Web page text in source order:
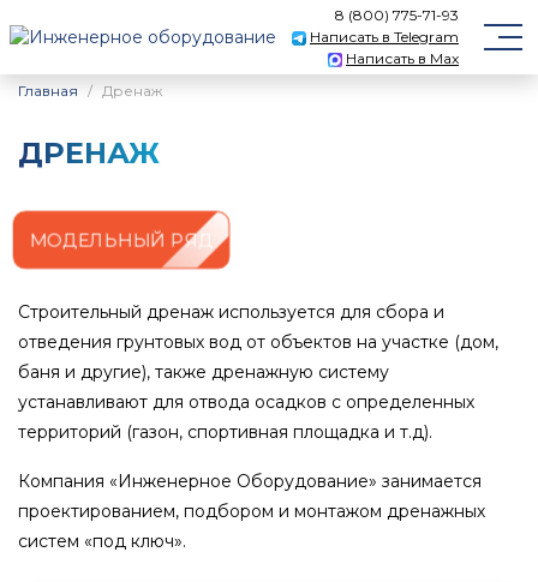
8 (800) 775-71-93
Написать в Telegram
Написать в Max
Главная
Дренаж
ДРЕНАЖ
МОДЕЛЬНЫЙ РЯД
Строительный дренаж используется для сбора и
отведения грунтовых вод от объектов на участке (дом,
баня и другие), также дренажную систему
устанавливают для отвода осадков с определенных
территорий (газон, спортивная площадка и т.д).
Компания «Инженерное Оборудование» занимается
проектированием, подбором и монтажом дренажных
систем «под ключ».